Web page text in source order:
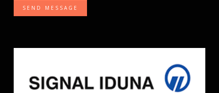
SEND MESSAGE